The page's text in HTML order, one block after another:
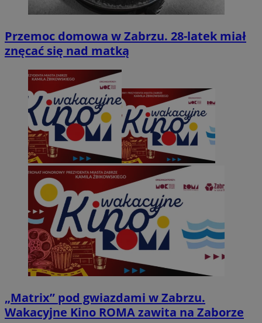
Przemoc domowa w Zabrzu. 28-latek miał
znęcać się nad matką
„Matrix” pod gwiazdami w Zabrzu.
Wakacyjne Kino ROMA zawita na Zaborze